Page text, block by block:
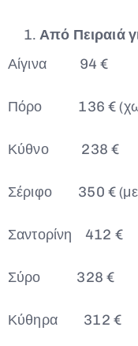
Από Πειραιά
Αίγινα 94 €
Πόρο 136 €
Κύθνο 238 €
Σέριφο 350 € (με
Σαντορίνη 412 €
Σύρο 328 €
Κύθηρα 312 €